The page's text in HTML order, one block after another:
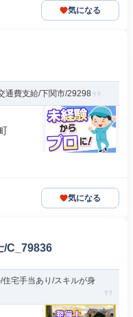
気になる
通費支給/下関市/29298
気になる
/C_79836
住宅手当あり/スキルが身